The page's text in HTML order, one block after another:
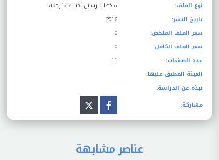
نوع الملف:
ملخصات رسائل أجنبية مترجمة
تاريخ النشر:
2016
سعر الملف الملخض:
0
سعر الملف الكامل:
0
عدد الصفحات:
11
العينة المطبق عليها:
نبذة عن الدراسة:
مشاركة:
عناصر مشابهة